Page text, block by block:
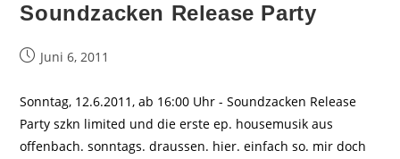
Soundzacken Release Party
BeitragJuni 6, 2011
Sonntag, 12.6.2011, ab 16:00 Uhr - Soundzacken Release
Party szkn limited und die erste ep. housemusik aus
offenbach. sonntags. draussen. hier. einfach so. mir doch